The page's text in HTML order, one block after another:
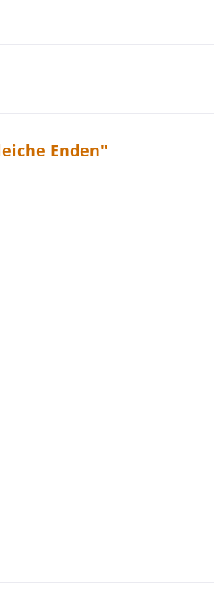
Enden"